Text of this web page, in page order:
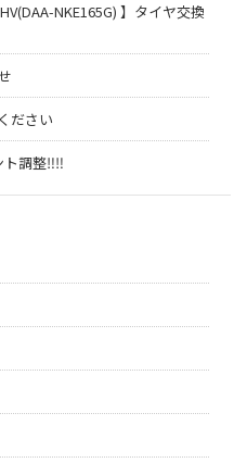
NKE165G) 】タイヤ交換
ださい
ト調整‼︎‼︎